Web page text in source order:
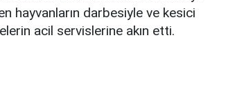
hayvanların darbesiyle ve kesici
acil servislerine akın etti.